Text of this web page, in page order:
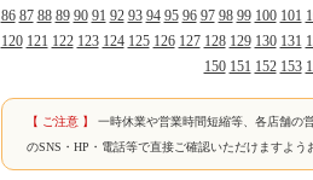
86 87 88 89 90 91 92 93 94 95 96 97 98 99 100 101
120 121 122 123 124 125 126 127 128 129 130 131
150 151 152 153
【 ご注意 】
一時休業や営業時間短縮等、各店舗の
のSNS・HP・電話等で直接ご確認いただけますよう